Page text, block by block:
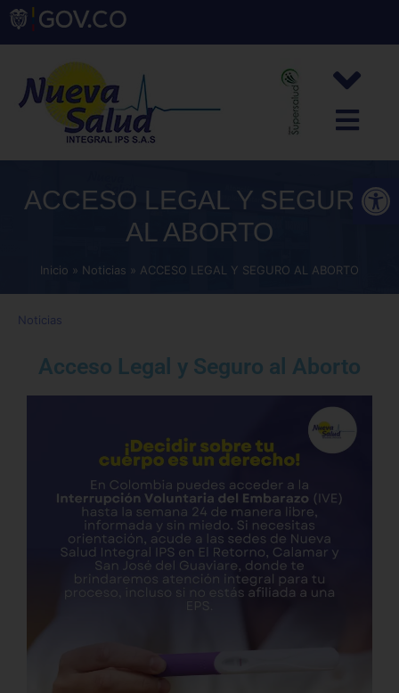
ACCESO LEGAL Y SEGURO
AL ABORTO
Inicio Noticias ACCESO LEGAL Y SEGURO AL ABORTO
Noticias
Acceso Legal y Seguro al Aborto